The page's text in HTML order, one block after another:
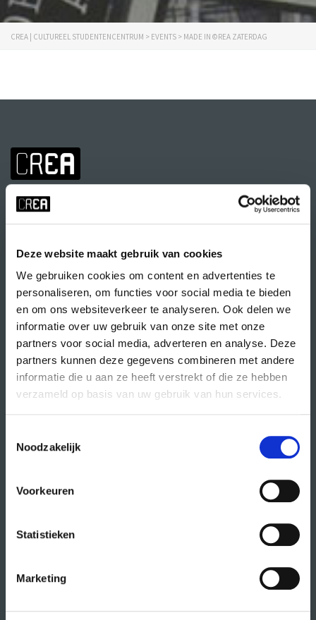
Deze website maakt gebruik van cookies
We gebruiken cookies om content en advertenties te
personaliseren, om functies voor social media te bieden
en om ons websiteverkeer te analyseren. Ook delen we
informatie over uw gebruik van onze site met onze
partners voor social media, adverteren en analyse. Deze
partners kunnen deze gegevens combineren met andere
informatie die u aan ze heeft verstrekt of die ze hebben
verzameld op basis van uw gebruik van hun services.
Noodzakelijk
Voorkeuren
Statistieken
Marketing
CREA | CULTUREEL STUDENTENCENTRUM > EVENTS > MADE IN ©REA ZATERDAG
Volg CREA ook
direct naar
agenda
wat doet CREA?